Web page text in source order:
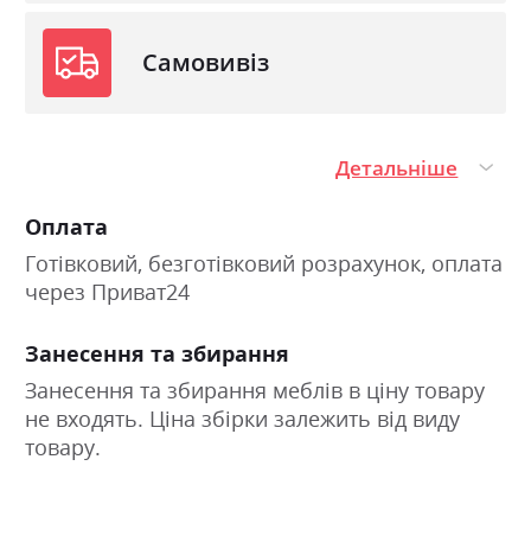
Самовивіз
Детальніше
Оплата
Готівковий, безготівковий розрахунок, оплата
через Приват24
Занесення та збирання
Занесення та збирання меблів в ціну товару
не входять. Ціна збірки залежить від виду
товару.